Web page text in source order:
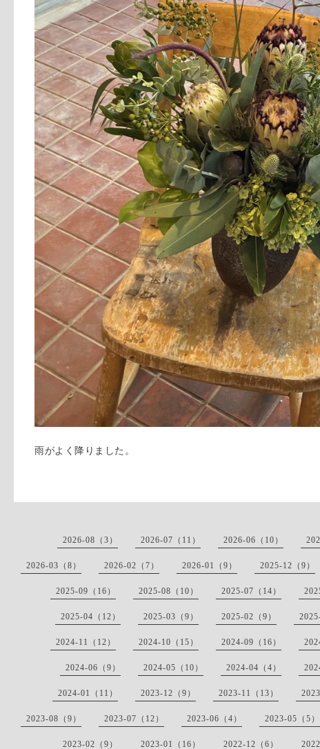
雨がよく降りました。
2026-08（3） 2026-07（11） 2026-06（10）
2026-03（8） 2026-02（7） 2026-01（9） 2025-12（9）
2025-09（16） 2025-08（10） 2025-07（14）
2025-04（12） 2025-03（9） 2025-02（9）
2024-11（12） 2024-10（15） 2024-09（16）
2024-06（9） 2024-05（10） 2024-04（4）
2024-01（11） 2023-12（9） 2023-11（13）
2023-08（9） 2023-07（12） 2023-06（4） 2023-05（5）
2023-02（9） 2023-01（16） 2022-12（6）